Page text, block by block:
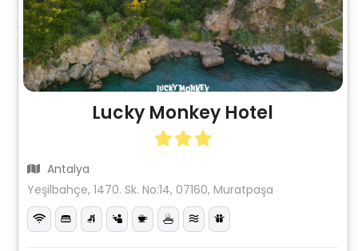
Lucky Monkey Hotel
Antalya
Yeşilbahçe, 1470. Sk. No:14, 07160, Muratpaşa